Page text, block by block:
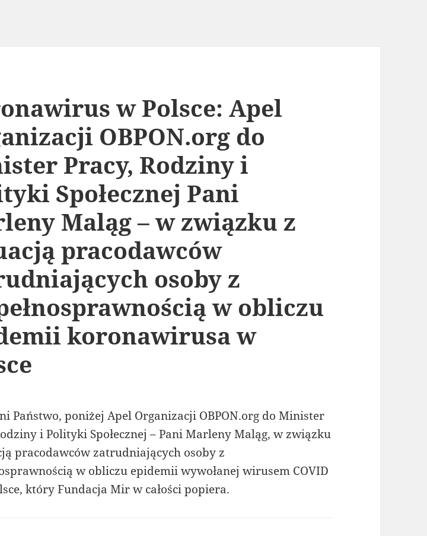
w Polsce: Apel
OBPON.org do
Pracy, Rodziny i
Społecznej Pani
Maląg – w związku z
pracodawców
osoby z
w obliczu
koronawirusa w
Państwo, poniżej Apel Organizacji OBPON.org do Minister
i Polityki Społecznej – Pani Marleny Maląg, w związku
pracodawców zatrudniających osoby z
w obliczu epidemii wywołanej wirusem COVID
który Fundacja Mir w całości popiera.